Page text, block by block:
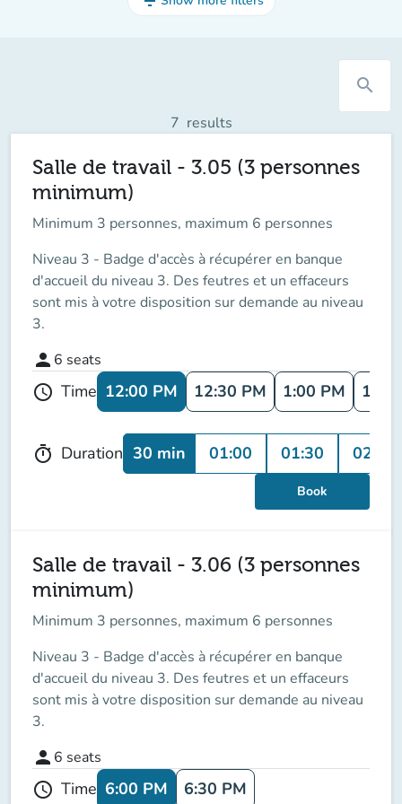
search
7 results
Salle de travail - 3.05 (3 personnes
minimum)
Minimum 3 personnes, maximum 6 personnes
Niveau 3 - Badge d'accès à récupérer en banque
d'accueil du niveau 3. Des feutres et un effaceurs
sont mis à votre disposition sur demande au niveau
3.
person 6 seats
schedule Time 12:00 PM 12:30 PM 1:00 PM 1:30
timer Duration 30 min 01:00 01:30 02:00
Book
Salle de travail - 3.06 (3 personnes
minimum)
Minimum 3 personnes, maximum 6 personnes
Niveau 3 - Badge d'accès à récupérer en banque
d'accueil du niveau 3. Des feutres et un effaceurs
sont mis à votre disposition sur demande au niveau
3.
person 6 seats
schedule Time 6:00 PM 6:30 PM